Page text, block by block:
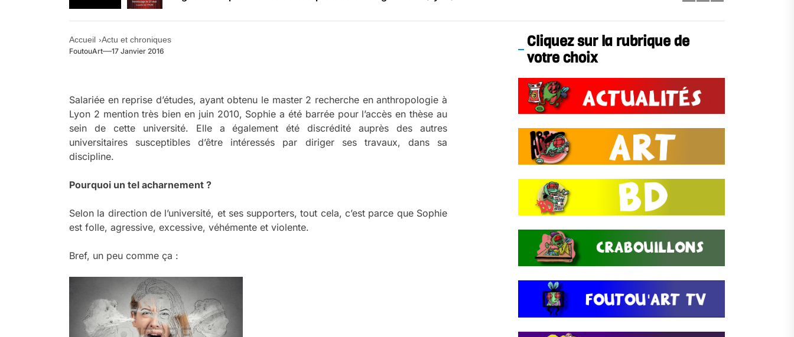
Retrouvez-nous au Bos’Tock Festival – Samedi 18 juillet (Vaulx-en-Velin)
Accueil Actu et chroniques
FoutouArt 17 Janvier 2016
Salariée en reprise d’études, ayant obtenu le master 2 recherche en anthropologie à
Lyon 2 mention très bien en juin 2010, Sophie a été barrée pour l’accès en thèse au
sein de cette université. Elle a également été discrédité auprès des autres
universitaires susceptibles d’être intéressés par diriger ses travaux, dans sa
discipline.
Pourquoi un tel acharnement ?
Selon la direction de l’université, et ses supporters, tout cela, c’est parce que Sophie
est folle, agressive, excessive, véhémente et violente.
Bref, un peu comme ça :
Cliquez sur la rubrique de
votre choix